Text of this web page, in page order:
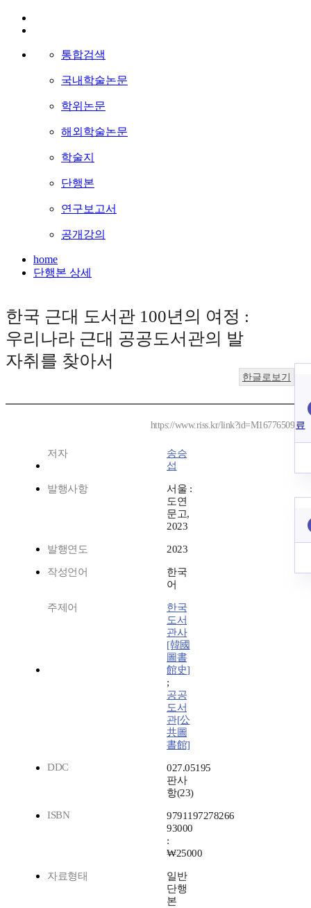
통합검색
국내학술논문
학위논문
해외학술논문
학술지
단행본
연구보고서
공개강의
home
단행본 상세
한국 근대 도서관 100년의 여정 :
우리나라 근대 공공도서관의 발
자취를 찾아서
한글로보기
https://www.riss.kr/link?id=M16776509
저자
송승
섭
발행사항
서울 :
도연
문고,
2023
발행연도 2023
작성언어
한국
어
주제어
한국
도서
관사
[韓國
圖書
館史]
;
공공
도서
관[公
共圖
書館]
DDC
027.05195
판사
항(23)
ISBN
9791197278266
93000
:
₩25000
자료형태
일반
단행
본
료